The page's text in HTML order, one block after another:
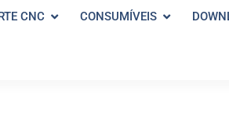
CNC CONSUMÍVEIS